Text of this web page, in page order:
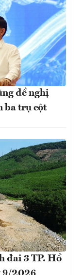
đề nghị
ba trụ cột
đai 3 TP. Hồ